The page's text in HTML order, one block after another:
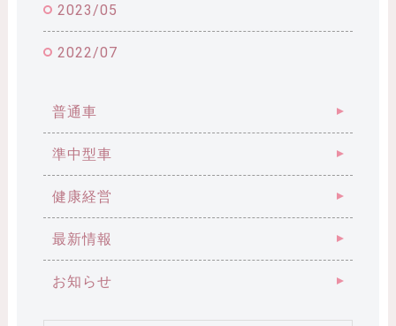
2023/05
2022/07
普通車
準中型車
健康経営
最新情報
お知らせ